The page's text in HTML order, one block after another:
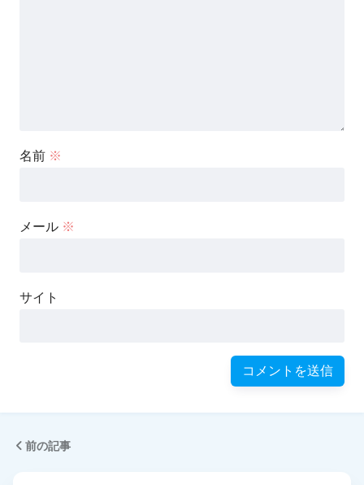
名前 ※
メール ※
サイト
前の記事